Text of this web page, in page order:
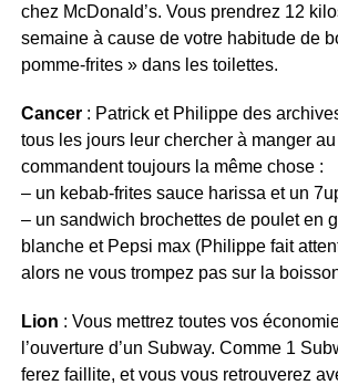
chez McDonald’s. Vous prendrez 12
semaine à cause de votre habitude de
pomme-frites » dans les toilettes.
Cancer: Patrick et Philippe des
tous les jours leur chercher à manger
commandent toujours la même chose :
– un kebab-frites sauce harissa et un
– un sandwich brochettes de poulet en
blanche et Pepsi max (Philippe fait
alors ne vous trompez pas sur la
Lion : Vous mettrez toutes vos
l’ouverture d’un Subway. Comme 1
ferez faillite, et vous vous retrouverez